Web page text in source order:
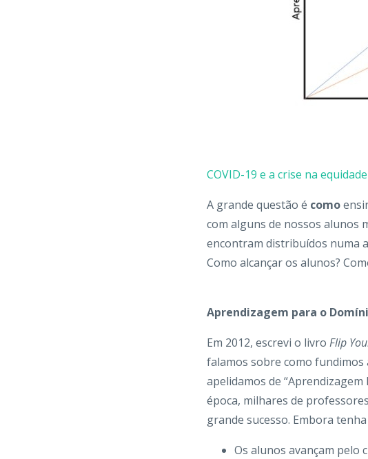
COVID-19 e a crise na
A grande questão é como
com alguns de nossos alunos
encontram distribuídos numa
Como alcançar os alunos?
Aprendizagem para o
Em 2012, escrevi o livro Flip
falamos sobre como fundimos
apelidamos de
época, milhares de
grande sucesso. Embora
Os alunos avançam pelo